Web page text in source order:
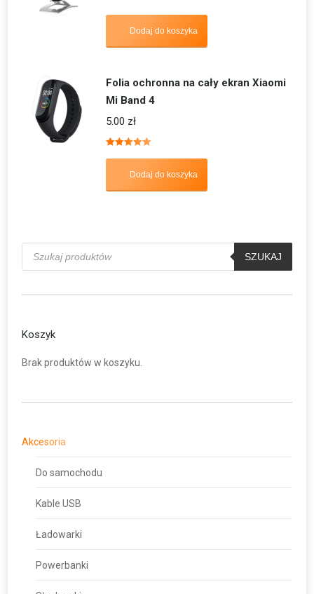
Dodaj do koszyka
Folia ochronna na cały ekran Xiaomi
Mi Band 4
5.00 zł
5.00
Dodaj do koszyka
Wyszukiwarka
produktów
SZUKAJ
Koszyk
Brak produktów w koszyku.
Akcesoria
Do samochodu
Kable USB
Ładowarki
Powerbanki